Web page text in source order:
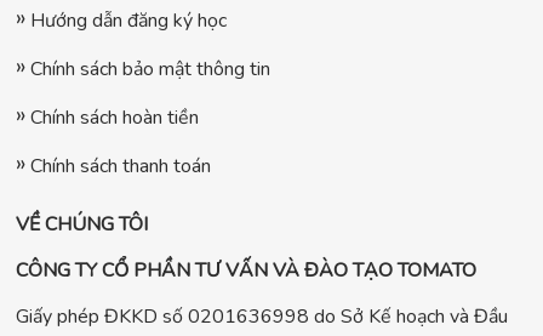
Hướng dẫn đăng ký học
Chính sách bảo mật thông tin
Chính sách hoàn tiền
Chính sách thanh toán
VỀ CHÚNG TÔI
CÔNG TY CỔ PHẦN TƯ VẤN VÀ ĐÀO TẠO TOMATO
Giấy phép ĐKKD số 0201636998 do Sở Kế hoạch và Đầu